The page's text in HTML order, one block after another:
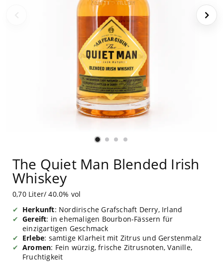
The Quiet Man Blended Irish
Whiskey
0,70 Liter/ 40.0% vol
Herkunft: Nordirische Grafschaft Derry, Irland
Gereift: in ehemaligen Bourbon-Fässern für
einzigartigen Geschmack
Erlebe: samtige Klarheit mit Zitrus und Gerstenmalz
Aromen: Fein würzig, frische Zitrusnoten, Vanille,
Fruchtigkeit